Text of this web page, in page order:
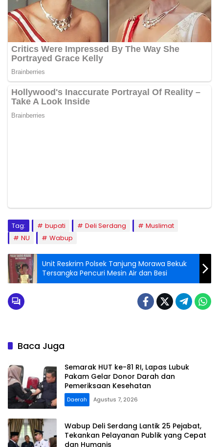
Tag: bupati Deli Serdang
Muslimat
NU
Wabup
Unit Reskrim Polsek Tanjung Morawa Bekuk
Tersangka Pencuri Mesin Air dan Besi
Baca Juga
Semarak HUT ke-81 RI, Lapas Lubuk
Pakam Gelar Donor Darah dan
Pemeriksaan Kesehatan
Daerah Agustus 7, 2026
Wabup Deli Serdang Lantik 25 Pejabat,
Tekankan Pelayanan Publik yang Cepat
dan Humanis